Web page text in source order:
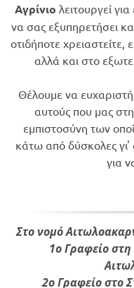
Αγρίνιο λειτουργεί
να σας εξυπηρετήσει
οτιδήποτε
αλλά και στο
Θέλουμε να
αυτούς που μας
εμπιστοσύνη των
κάτω από δύσκολες γι'
για
Στο νομό
1ο Γραφείο
2ο Γραφείο στο